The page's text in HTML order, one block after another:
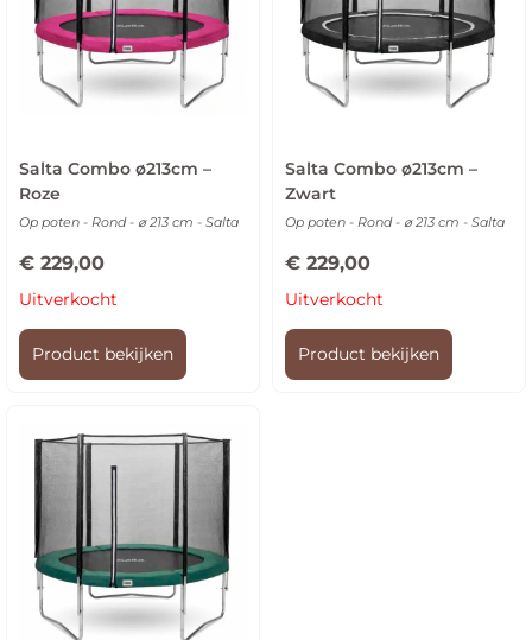
Salta Combo ø213cm –
Roze
Op poten - Rond - ⌀ 213 cm - Salta
€ 229,00
Uitverkocht
Product bekijken
Salta Combo ø213cm –
Zwart
Op poten - Rond - ⌀ 213 cm - Salta
€ 229,00
Uitverkocht
Product bekijken